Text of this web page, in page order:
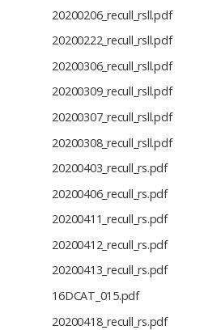
20200206_recull_rsll.pdf
20200222_recull_rsll.pdf
20200306_recull_rsll.pdf
20200309_recull_rsll.pdf
20200307_recull_rsll.pdf
20200308_recull_rsll.pdf
20200403_recull_rs.pdf
20200406_recull_rs.pdf
20200411_recull_rs.pdf
20200412_recull_rs.pdf
20200413_recull_rs.pdf
16DCAT_015.pdf
20200418_recull_rs.pdf